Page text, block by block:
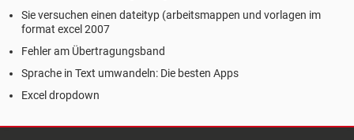
Sie versuchen einen dateityp (arbeitsmappen und vorlagen im
format excel 2007
Fehler am Übertragungsband
Sprache in Text umwandeln: Die besten Apps
Excel dropdown